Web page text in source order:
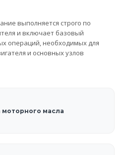
выполняется строго по
и включает базовый
операций, необходимых для
и основных узлов
моторного масла